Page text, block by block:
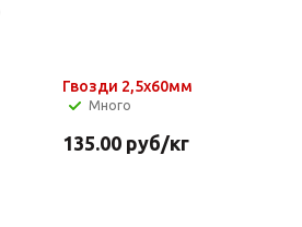
Гвозди 2,5х60мм
Много
135.00руб/кг